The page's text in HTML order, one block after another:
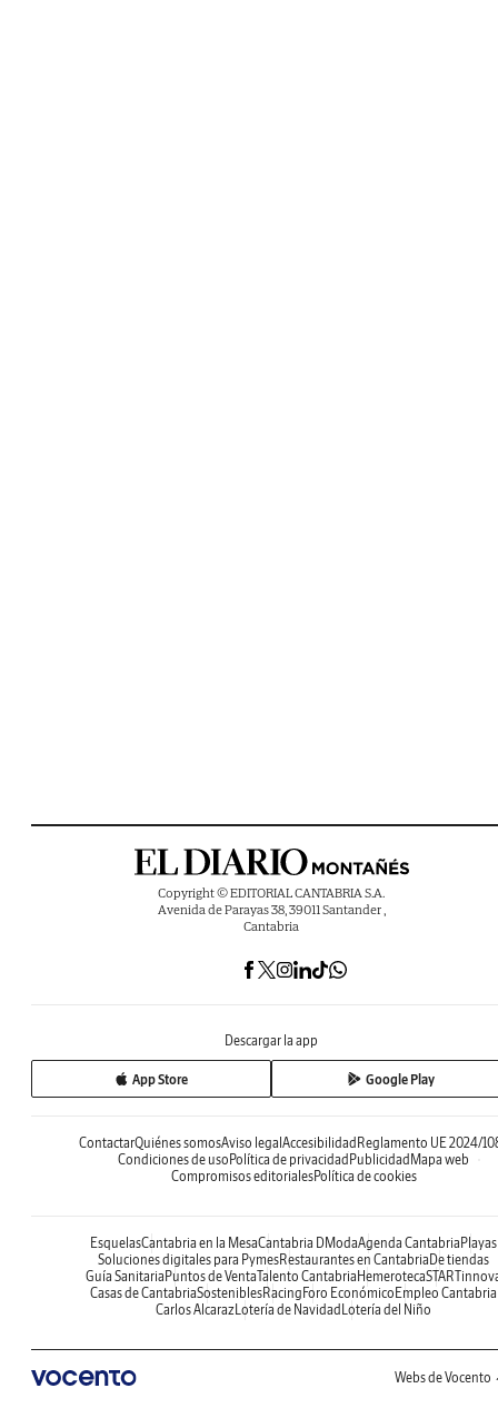
Copyright © EDITORIAL CANTABRIA S.A.
Avenida de Parayas 38, 39011 Santander ,
Cantabria
Descargar la app
App Store Google Play
ContactarQuiénes somosAviso legal Accesibilidad Reglamento UE 2024/
Condiciones de uso Política de privacidad Publicidad Mapa web
Compromisos editorialesPolítica de cookies
EsquelasCantabria en la MesaCantabria DModaAgenda Cantabria Playas
Soluciones digitales para PymesRestaurantes en Cantabria De tiendas
Guía Sanitaria Puntos de VentaTalento Cantabria Hemeroteca
Casas de CantabriaSosteniblesRacing Foro Económico Empleo Cantabria
Carlos AlcarazLotería de Navidad Lotería del Niño
Webs de Vocento